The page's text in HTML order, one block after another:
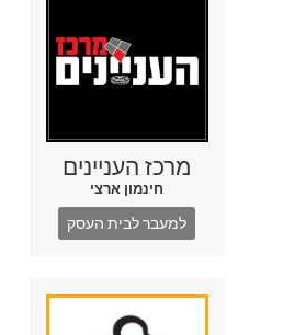
מרכז העניינים
חינמון ארצי
למעבר לבית העסק